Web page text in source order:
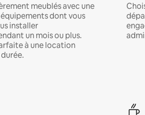
meublés avec une
dont vous
installer
un mois ou plus.
à une location